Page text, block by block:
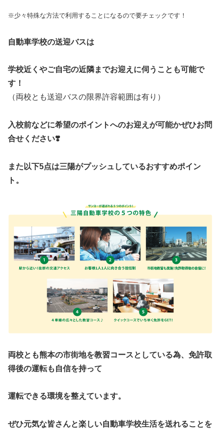
※少々特殊な方法で利用することになるので要チェックです！
自動車学校の送迎バスは
学校近くやご自宅の近隣までお迎えに伺うことも可能で
す！
（両校とも送迎バスの限界許容範囲は有り）
入校前などに希望のポイントへのお迎えが可能かぜひお問
合せください❣️
また以下5点は三陽がプッシュしているおすすめポイン
ト。
両校とも熊本の市街地を教習コースとしている為、 免許取
得後の運転も自信を持って
運転できる環境を整えています。
ぜひ元気な皆さんと楽しい自動車学校生活を送れることを